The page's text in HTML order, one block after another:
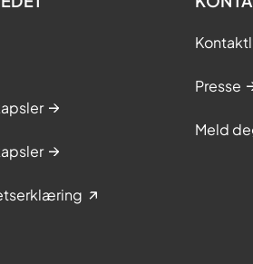
Presse
Meld